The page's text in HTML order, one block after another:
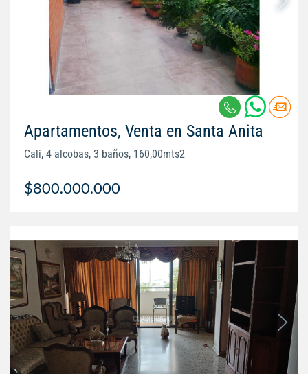
Apartamentos, Venta en Santa Anita
Cali, 4 alcobas, 3 baños, 160,00mts2
$800.000.000